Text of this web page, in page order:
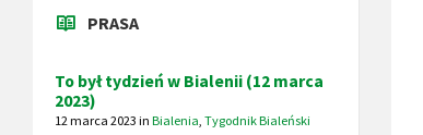
PRASA
To był tydzień w Bialenii (12 marca
2023)
12 marca 2023 in Bialenia Tygodnik Bialeński